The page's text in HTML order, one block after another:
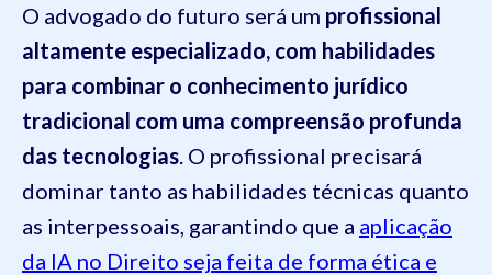
O advogado do futuro será um profissional
altamente especializado, com habilidades
para combinar o conhecimento jurídico
tradicional com uma compreensão profunda
das tecnologias . O profissional precisará
dominar tanto as habilidades técnicas quanto
as interpessoais, garantindo que a aplicação
da IA no Direito seja feita de forma ética e